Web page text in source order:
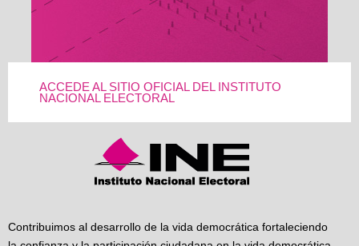
ACCEDE AL SITIO OFICIAL DEL INSTITUTO
NACIONAL ELECTORAL
Contribuimos al desarrollo de la vida democrática fortaleciendo